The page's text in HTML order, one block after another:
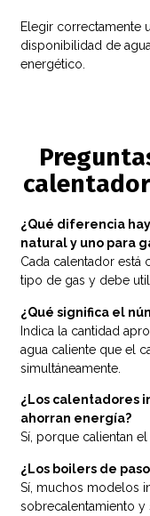
Elegir correctamente
disponibilidad de
energético.
¿Qué diferencia
natural y uno para
Cada calentador está
tipo de gas y debe
¿Qué significa el
Indica la cantidad
agua caliente que el
simultáneamente.
¿Los calentadores
ahorran energía?
Sí, porque calientan
¿Los boilers de
Sí, muchos modelos
sobrecalentamiento y